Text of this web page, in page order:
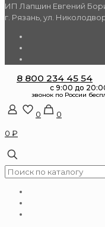
ИП Лапшин Евгений
г. Рязань, ул.
8 800 234 45 54
0
0
0 ₽